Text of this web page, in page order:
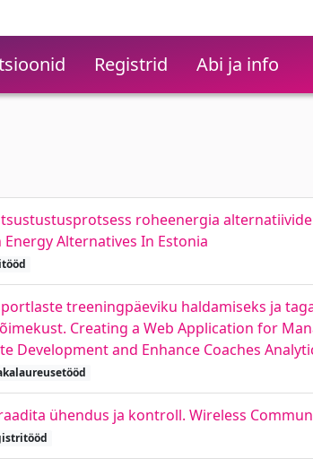
Registrid Abi ja info
roheenergia
Alternatives In Estonia
treeningpäeviku haldamiseks ja
Creating a Web Application for
Development and Enhance Coaches
ühendus ja kontroll. Wireless